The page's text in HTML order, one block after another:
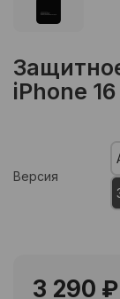
iPhone
Версия
3 290 ₽